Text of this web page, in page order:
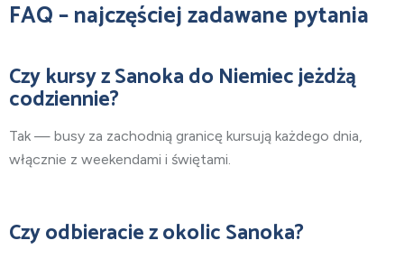
FAQ – najczęściej zadawane pytania
Czy kursy z Sanoka do Niemiec jeżdżą
codziennie?
Tak — busy za zachodnią granicę kursują każdego dnia,
włącznie z weekendami i świętami.
Czy odbieracie z okolic Sanoka?